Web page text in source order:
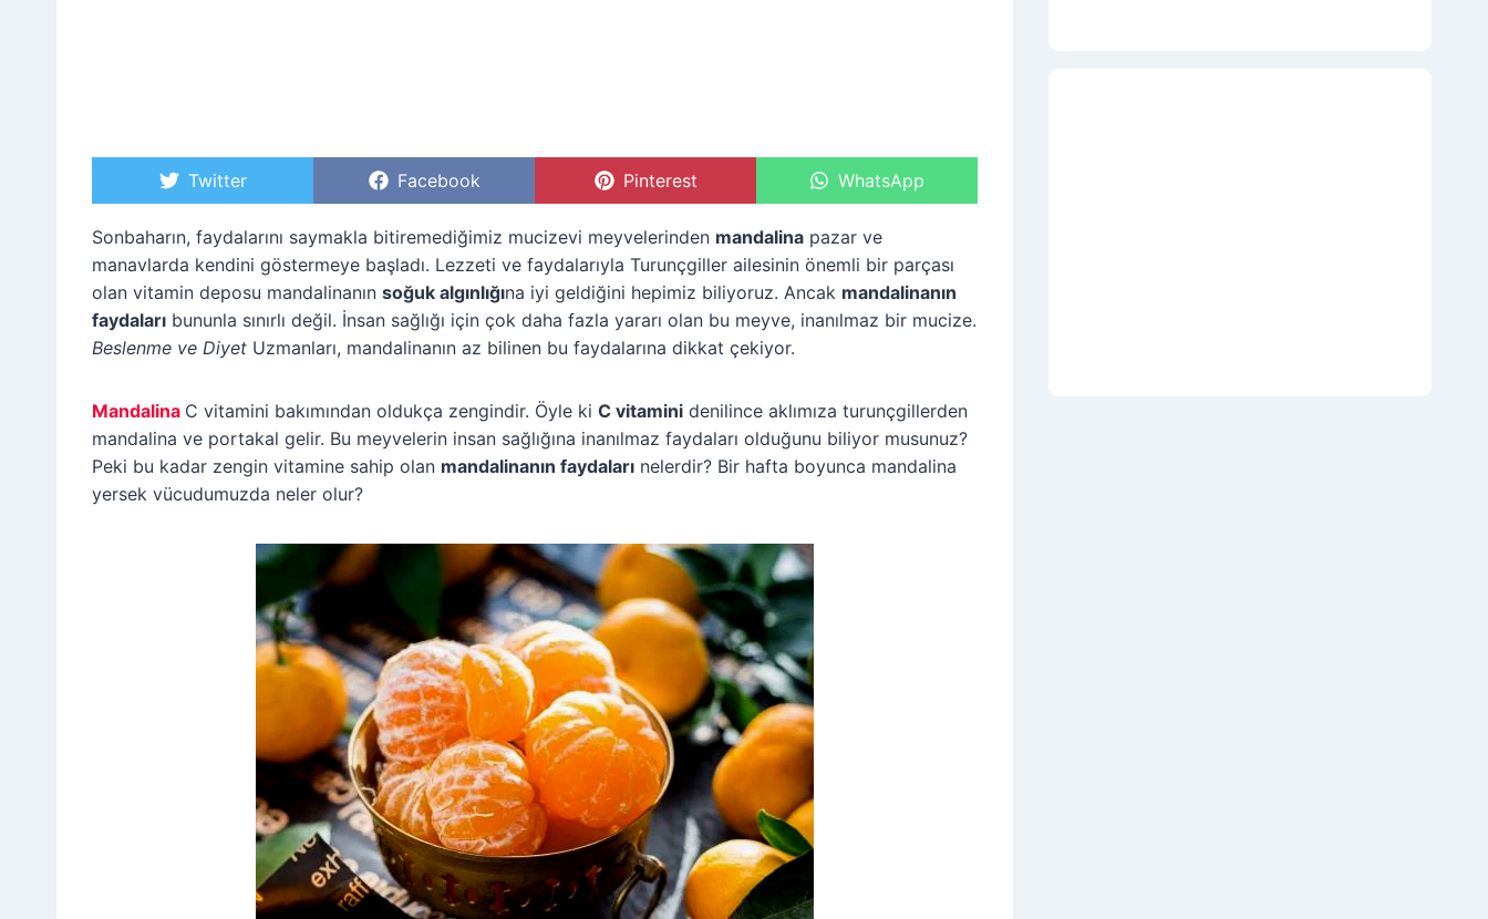
S
e
o
n
Twitter
S
r
e
o
n
Facebook
S
r
e
o
n
Pinterest
S
r
e
o
n
WhatsApp
Sonbaharın, faydalarını saymakla bitiremediğimiz mucizevi meyvelerinden mandalina pazar ve
manavlarda kendini göstermeye başladı. Lezzeti ve faydalarıyla Turunçgiller ailesinin önemli bir parçası
olan vitamin deposu mandalinanın soğuk algınlığına iyi geldiğini hepimiz biliyoruz. Ancak mandalinanın
faydaları bununla sınırlı değil. İnsan sağlığı için çok daha fazla yararı olan bu meyve, inanılmaz bir mucize.
Beslenme ve Diyet Uzmanları, mandalinanın az bilinen bu faydalarına dikkat çekiyor.
Mandalina C vitamini bakımından oldukça zengindir. Öyle ki C vitamini denilince aklımıza turunçgillerden
mandalina ve portakal gelir. Bu meyvelerin insan sağlığına inanılmaz faydaları olduğunu biliyor musunuz?
Peki bu kadar zengin vitamine sahip olan mandalinanın faydaları nelerdir? Bir hafta boyunca mandalina
yersek vücudumuzda neler olur?